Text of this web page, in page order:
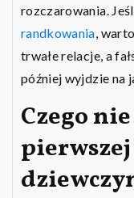
rozczarowania.
randkowania ,
trwałe relacje, a
później wyjdzie na
Czego